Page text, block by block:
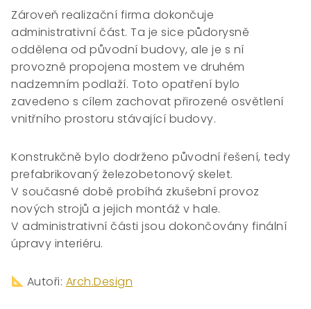
Zároveň realizační firma dokončuje
administrativní část. Ta je sice půdorysně
oddělena od původní budovy, ale je s ní
provozně propojena mostem ve druhém
nadzemním podlaží. Toto opatření bylo
zavedeno s cílem zachovat přirozené osvětlení
vnitřního prostoru stávající budovy.
Konstrukčně bylo dodrženo původní řešení, tedy
prefabrikovaný železobetonový skelet.
V současné době probíhá zkušební provoz
nových strojů a jejich montáž v hale.
V administrativní části jsou dokončovány finální
úpravy interiéru.
Autoři: Arch.Design